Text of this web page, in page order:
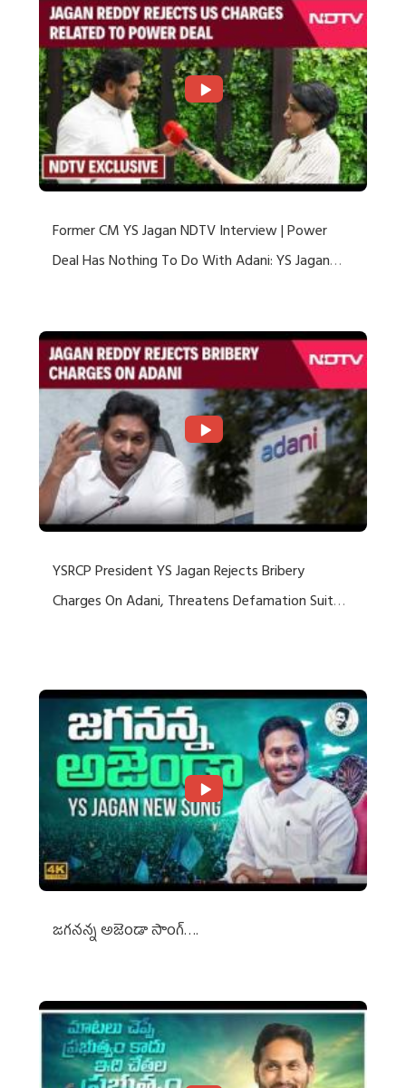
Former CM YS Jagan NDTV Interview | Power
Deal Has Nothing To Do With Adani: YS Jagan
YSRCP President YS Jagan Rejects Bribery
Charges On Adani, Threatens Defamation Suit
జగనన్న అజెండా సాంగ్….